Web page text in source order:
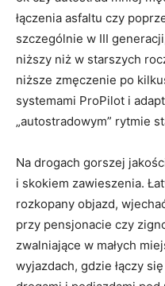
łączenia asfaltu czy
szczególnie w III
niższy niż w starszych
niższe zmęczenie po
systemami ProPilot i
„autostradowym” rytmie
Na drogach gorszej
i skokiem zawieszenia.
rozkopany objazd,
przy pensjonacie czy
zwalniające w małych
wyjazdach, gdzie łączy